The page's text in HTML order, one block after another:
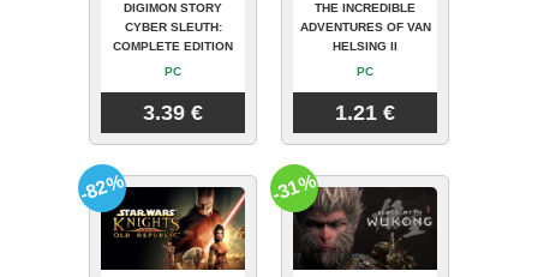
DIGIMON STORY
CYBER SLEUTH:
COMPLETE EDITION
PC
3.39 €
THE INCREDIBLE
ADVENTURES OF VAN
HELSING II
PC
1.21 €
-82% -31%